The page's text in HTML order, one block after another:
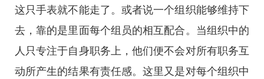
这只手表就不能走了。或者说一个组织能够维持下
去，靠的是里面每个组员的相互配合。当组织中的
人只专注于自身职务上，他们便不会对所有职务互
动所产生的结果有责任感。这里又是对每个组织中